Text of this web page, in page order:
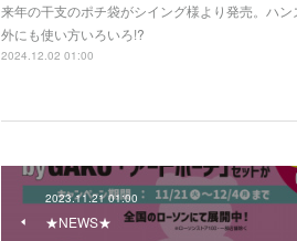
来年の干支のポチ袋がシイング様より発売。ハ
外にも使い方いろいろ!?
2024.12.02 01:00
2023.11.21 01:00
★NEWS★